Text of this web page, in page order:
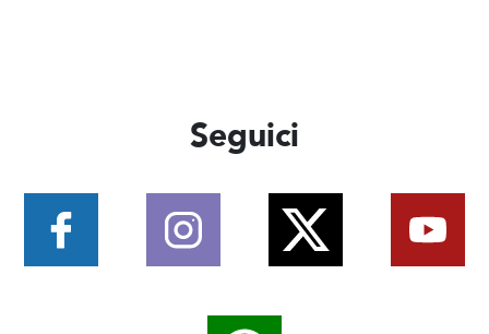
Seguici